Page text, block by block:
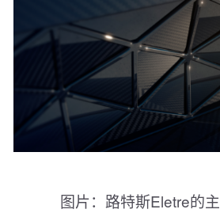
图片：路特斯Eletre的